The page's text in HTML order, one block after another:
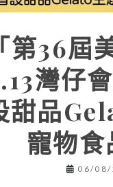
「第36屆
灣仔
甜品
寵物
06/08/